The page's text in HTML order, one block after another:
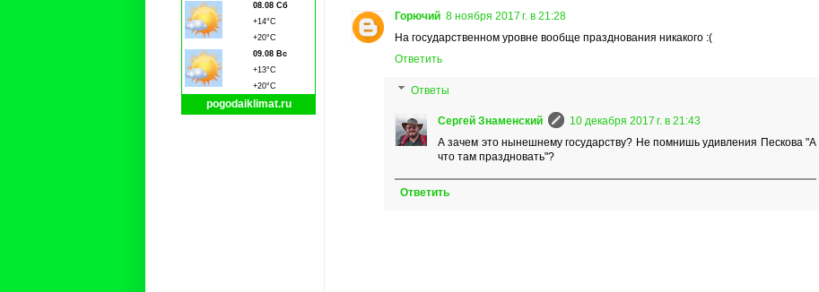
Горючий 8 ноября 2017 г. в 21:28
На государственном уровне вообще празднования никакого :(
Ответить
Ответы
Сергей Знаменский
10 декабря 2017 г. в 21:43
А зачем это нынешнему государству? Не помнишь удивления Пескова "А
что там праздновать"?
Ответить
08.08 Сб
+14°C
+20°C
09.08 Вс
+13°C
+20°C
pogodaiklimat.ru